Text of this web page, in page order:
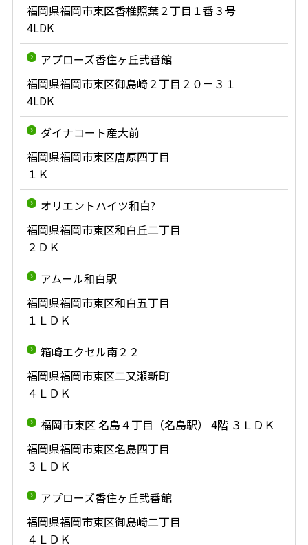
福岡県福岡市東区香椎照葉２丁目１番３号
4LDK
アプローズ香住ヶ丘弐番館
福岡県福岡市東区御島崎２丁目２０－３１
4LDK
ダイナコート産大前
福岡県福岡市東区唐原四丁目
１Ｋ
オリエントハイツ和白?
福岡県福岡市東区和白丘二丁目
２ＤＫ
アムール和白駅
福岡県福岡市東区和白五丁目
１ＬＤＫ
箱崎エクセル南２２
福岡県福岡市東区二又瀬新町
４ＬＤＫ
福岡市東区 名島４丁目（名島駅） 4階 ３ＬＤＫ
福岡県福岡市東区名島四丁目
３ＬＤＫ
アプローズ香住ヶ丘弐番館
福岡県福岡市東区御島崎二丁目
４ＬＤＫ